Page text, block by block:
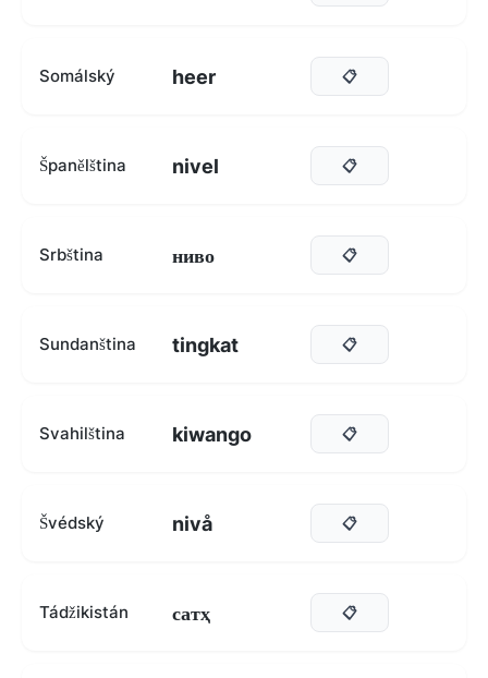
Somálský heer 📋
Španělština nivel 📋
Srbština ниво 📋
Sundanština tingkat 📋
Svahilština kiwango 📋
Švédský nivå 📋
Tádžikistán сатҳ 📋